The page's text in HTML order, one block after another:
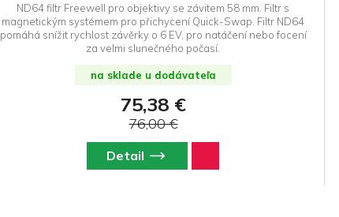
ND64 filtr Freewell pro objektivy se závitem 58 mm. Filtr s
magnetickým systémem pro přichycení Quick-Swap. Filtr ND64
pomáhá snížit rychlost závěrky o 6 EV, pro natáčení nebo focení
za velmi slunečného počasí.
na sklade u dodávateľa
75,38 €
76,00 €
Detail